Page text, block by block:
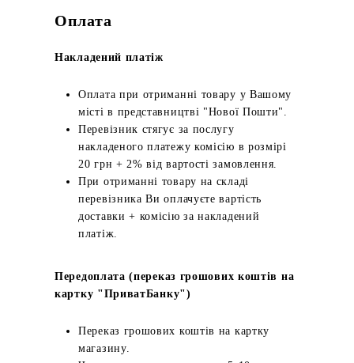
Оплата
Накладений платіж
Оплата при отриманні товару у Вашому
місті в представництві "Нової Пошти".
Перевізник стягує за послугу
накладеного платежу комісію в розмірі
20 грн + 2% від вартості замовлення.
При отриманні товару на складі
перевізника Ви оплачуєте вартість
доставки + комісію за накладений
платіж.
Передоплата (переказ грошових коштів на
картку "ПриватБанку")
Переказ грошових коштів на картку
магазину.